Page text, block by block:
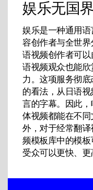
娱乐无国
娱乐是一种通用
容创作者与全世
语视频创作者可
语视频观众也能
力。这项服务彻
的看法，从日语
言的字幕。因此
体视频都能在不
外，对于经常翻
频模板库中的模
受众可以更快、更